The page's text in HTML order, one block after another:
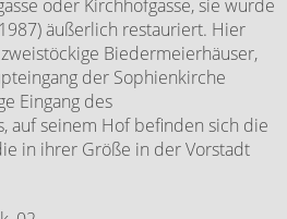
oder Kirchhofgasse, sie wurde
äußerlich restauriert. Hier
Biedermeierhäuser,
der Sophienkirche
Eingang des
auf seinem Hof befinden sich die
in ihrer Größe in der Vorstadt